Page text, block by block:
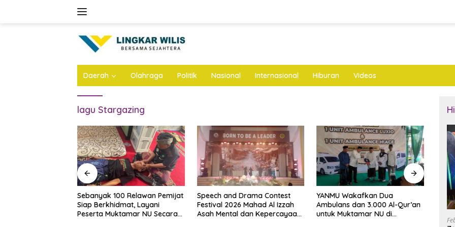
Daerah Olahraga Politik Nasional Internasional Hiburan Videos
lagu Stargazing
Sebanyak 100 Relawan Pemijat
Siap Berkhidmat, Layani
Peserta Muktamar NU Secara
Speech and Drama Contest
Festival 2026 Mahad Al Izzah
Asah Mental dan Kepercayaan
YANMU Wakafkan Dua
Ambulans dan 3.000 Al-Qur’an
untuk Muktamar NU di